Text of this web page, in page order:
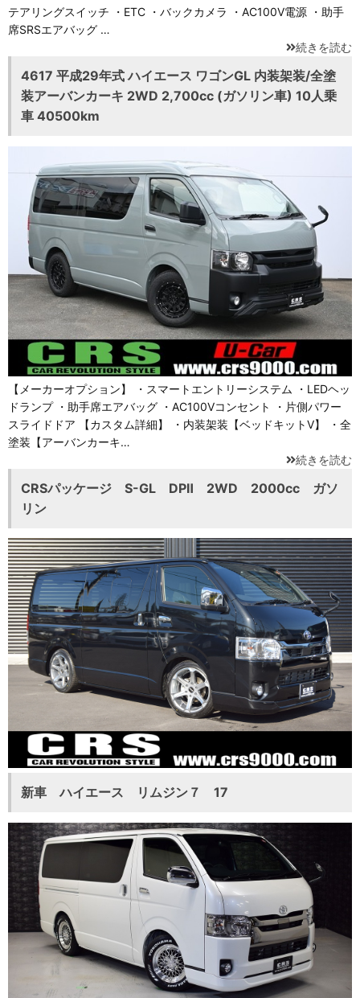
テアリングスイッチ ・ETC ・バックカメラ ・AC100V電源 ・助手
席SRSエアバッグ …
続きを読む
4617 平成29年式 ハイエース ワゴンGL 内装架装/全塗
装アーバンカーキ 2WD 2,700cc (ガソリン車) 10人乗
車 40500km
【メーカーオプション】 ・スマートエントリーシステム ・LEDヘッ
ドランプ ・助手席エアバッグ ・AC100Vコンセント ・片側パワー
スライドドア 【カスタム詳細】 ・内装架装【ベッドキットⅤ】 ・全
塗装【アーバンカーキ…
続きを読む
CRSパッケージ S-GL DPⅡ 2WD 2000cc ガソ
リン
新車 ハイエース リムジン７ 17